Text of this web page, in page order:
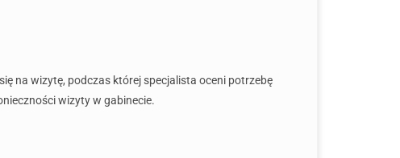
na wizytę, podczas której specjalista oceni potrzebę
wizyty w gabinecie.